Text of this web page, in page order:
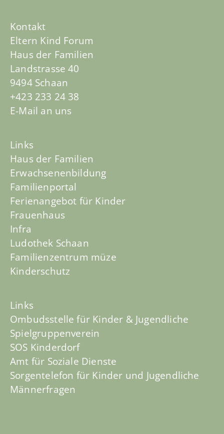
Kontakt
Eltern Kind Forum
Haus der Familien
Landstrasse 40
9494 Schaan
+423 233 24 38
E-Mail an uns
Links
Haus der Familien
Erwachsenenbildung
Familienportal
Ferienangebot für Kinder
Frauenhaus
Infra
Ludothek Schaan
Familienzentrum müze
Kinderschutz
Links
Ombudsstelle für Kinder & Jugendliche
Spielgruppenverein
SOS Kinderdorf
Amt für Soziale Dienste
Sorgentelefon für Kinder und Jugendliche
Männerfragen